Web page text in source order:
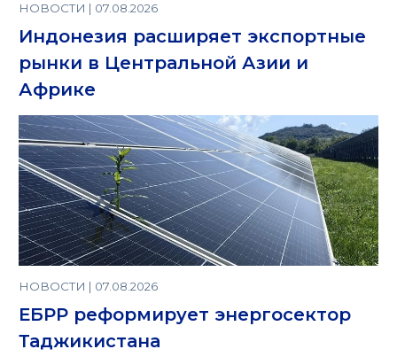
НОВОСТИ | 07.08.2026
Индонезия расширяет экспортные
рынки в Центральной Азии и
Африке
НОВОСТИ | 07.08.2026
ЕБРР реформирует энергосектор
Таджикистана